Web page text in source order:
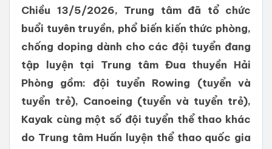
Chiều 13/5/2026, Trung tâm đã tổ chức
buổi tuyên truyền, phổ biến kiến thức phòng,
chống doping dành cho các đội tuyển đang
tập luyện tại Trung tâm Đua thuyền Hải
Phòng gồm: đội tuyển Rowing (tuyển và
tuyển trẻ), Canoeing (tuyển và tuyển trẻ),
Kayak cùng một số đội tuyển thể thao khác
do Trung tâm Huấn luyện thể thao quốc gia